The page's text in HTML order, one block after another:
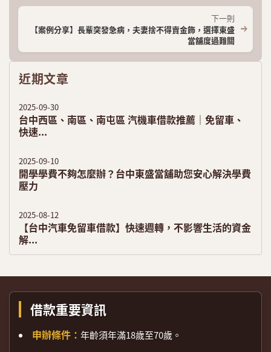
下一則
【案例分享】長輩突發急病，夫妻捨不得賣金飾，選擇東盛
當舖度過難關
近期文章
2025-09-30
台中西區、南區、南屯區 汽機車借款推薦｜免留車、
快速...
2025-09-10
開學學費不夠怎麼辦？台中東盛當舖助您安心解決學費
壓力
2025-08-12
【台中汽車免留車借款】快速週轉，不影響生活的資金
解...
借款重要資訊
申辦條件： 年齡須年滿18歲至70歲。